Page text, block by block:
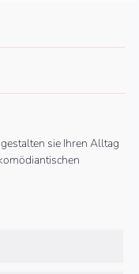
sie Ihren Alltag